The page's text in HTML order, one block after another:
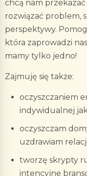
chcą nam
rozwiązać problem,
perspektywy.
która zaprowadzi
mamy tylko jedno!
Zajmuję się także:
oczyszczaniem
indywidualnej
oczyszczam
uzdrawiam
tworzę skrypty
intencyjne